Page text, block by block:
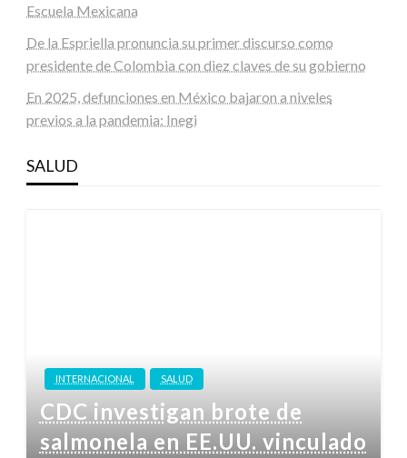
Escuela Mexicana
De la Espriella pronuncia su primer discurso como
presidente de Colombia con diez claves de su gobierno
En 2025, defunciones en México bajaron a niveles
previos a la pandemia: Inegi
SALUD
INTERNACIONAL SALUD
CDC investigan brote de
salmonela en EE.UU. vinculado